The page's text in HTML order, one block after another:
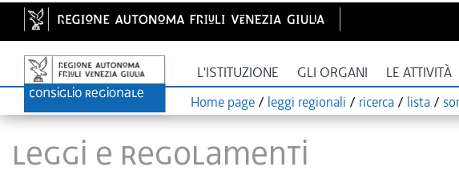
L'ISTITUZIONE GLI ORGANI LE ATTIVITÀ
Home page / leggi regionali / ricerca / lista /
LEGGI E REGOLAMENTI